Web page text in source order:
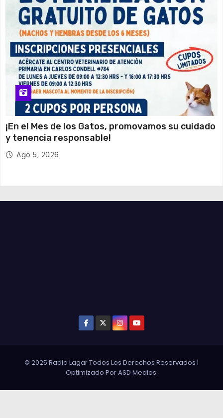
¡En el Mes de los Gatos, promovamos su cuidado
y tenencia responsable!
Ago 5, 2026
© 2025 Radio Lagar Todos Los Derechos Reservados |
Optimizado PorASD Medios.